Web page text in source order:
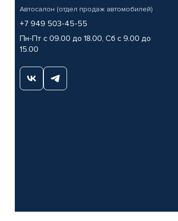
Автосалон (отдел продаж автомобилей)
+7 949 503-45-55
Пн-Пт с 09.00 до 18.00, Сб с 9.00 до
15.00